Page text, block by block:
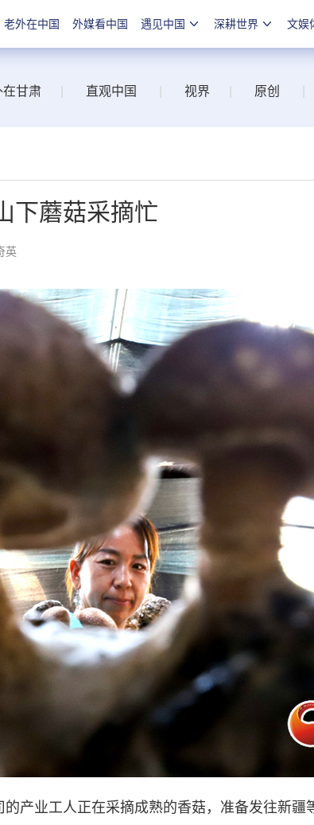
老外在中国 外媒看中国 遇见中国 深耕世界 文娱
在甘肃 直观中国 视界 原创
下蘑菇采摘忙
英
业工人正在采摘成熟的香菇，准备发往新疆